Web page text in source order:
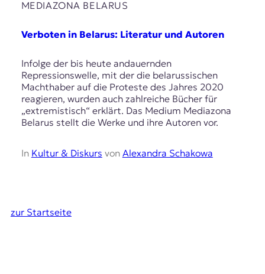
MEDIAZONA BELARUS
Verboten in Belarus: Literatur und Autoren
Infolge der bis heute andauernden
Repressionswelle, mit der die belarussischen
Machthaber auf die Proteste des Jahres 2020
reagieren, wurden auch zahlreiche Bücher für
„extremistisch“ erklärt. Das Medium Mediazona
Belarus stellt die Werke und ihre Autoren vor.
In Kultur & Diskurs von Alexandra Schakowa
zur Startseite